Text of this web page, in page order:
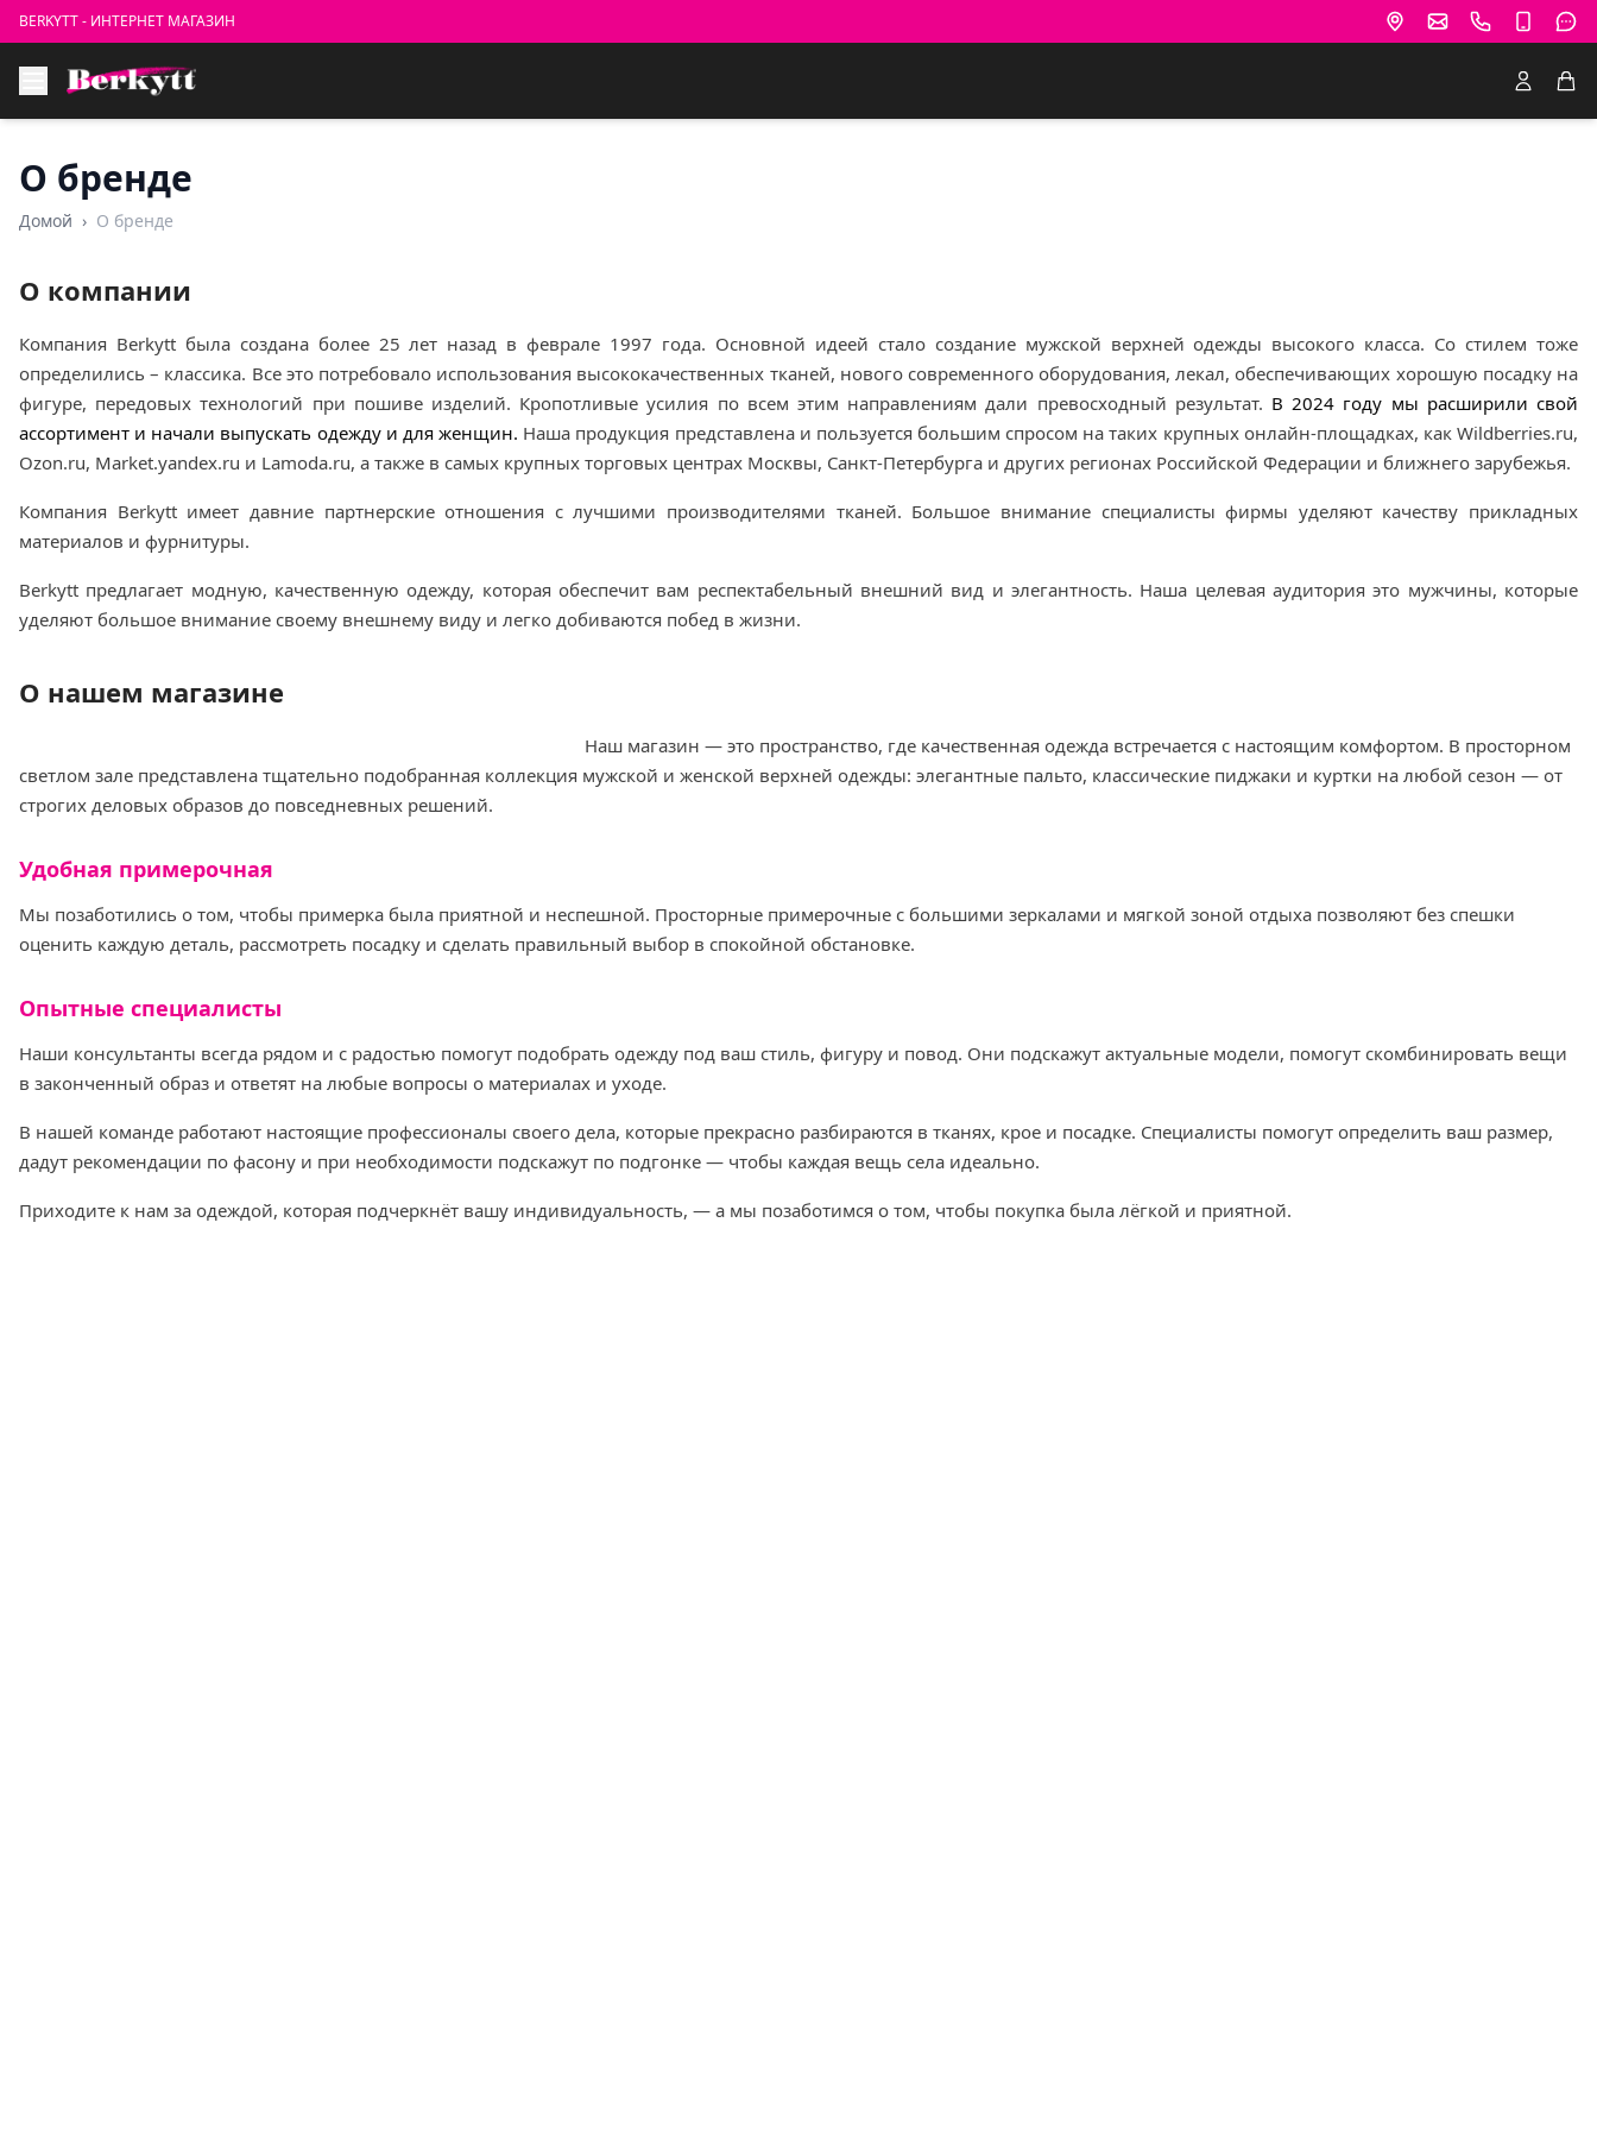
BERKYTT - ИНТЕРНЕТ МАГАЗИН
О бренде
Домой › О бренде
О компании
Компания Berkytt была создана более 25 лет назад в феврале 1997 года. Основной идеей стало создание мужской верхней одежды высокого класса. Со стилем тоже
определились – классика. Все это потребовало использования высококачественных тканей, нового современного оборудования, лекал, обеспечивающих хорошую посадку на
фигуре, передовых технологий при пошиве изделий. Кропотливые усилия по всем этим направлениям дали превосходный результат. В 2024 году мы расширили свой
ассортимент и начали выпускать одежду и для женщин. Наша продукция представлена и пользуется большим спросом на таких крупных онлайн-площадках, как Wildberries.ru,
Ozon.ru, Market.yandex.ru и Lamoda.ru, а также в самых крупных торговых центрах Москвы, Санкт-Петербурга и других регионах Российской Федерации и ближнего зарубежья.
Компания Berkytt имеет давние партнерские отношения с лучшими производителями тканей. Большое внимание специалисты фирмы уделяют качеству прикладных
материалов и фурнитуры.
Berkytt предлагает модную, качественную одежду, которая обеспечит вам респектабельный внешний вид и элегантность. Наша целевая аудитория это мужчины, которые
уделяют большое внимание своему внешнему виду и легко добиваются побед в жизни.
О нашем магазине
Наш магазин — это пространство, где качественная одежда встречается с настоящим комфортом. В просторном
светлом зале представлена тщательно подобранная коллекция мужской и женской верхней одежды: элегантные пальто, классические пиджаки и куртки на любой сезон — от
строгих деловых образов до повседневных решений.
Удобная примерочная
Мы позаботились о том, чтобы примерка была приятной и неспешной. Просторные примерочные с большими зеркалами и мягкой зоной отдыха позволяют без спешки
оценить каждую деталь, рассмотреть посадку и сделать правильный выбор в спокойной обстановке.
Опытные специалисты
Наши консультанты всегда рядом и с радостью помогут подобрать одежду под ваш стиль, фигуру и повод. Они подскажут актуальные модели, помогут скомбинировать вещи
в законченный образ и ответят на любые вопросы о материалах и уходе.
В нашей команде работают настоящие профессионалы своего дела, которые прекрасно разбираются в тканях, крое и посадке. Специалисты помогут определить ваш размер,
дадут рекомендации по фасону и при необходимости подскажут по подгонке — чтобы каждая вещь села идеально.
Приходите к нам за одеждой, которая подчеркнёт вашу индивидуальность, — а мы позаботимся о том, чтобы покупка была лёгкой и приятной.